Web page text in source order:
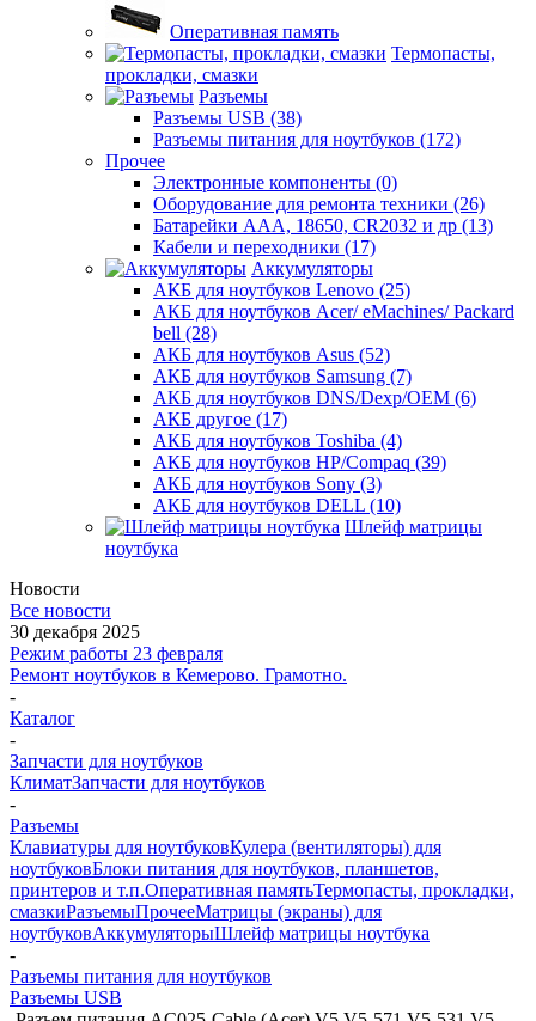
Оперативная память
Термопасты,
прокладки, смазки
Разъемы
Разъемы USB (38)
Разъемы питания для ноутбуков (172)
Прочее
Электронные компоненты (0)
Оборудование для ремонта техники (26)
Батарейки AAА, 18650, CR2032 и др (13)
Кабели и переходники (17)
Аккумуляторы
АКБ для ноутбуков Lenovo (25)
АКБ для ноутбуков Acer/ eMachines/ Packard
bell (28)
АКБ для ноутбуков Asus (52)
АКБ для ноутбуков Samsung (7)
АКБ для ноутбуков DNS/Dexp/OEM (6)
АКБ другое (17)
АКБ для ноутбуков Toshiba (4)
АКБ для ноутбуков HP/Compaq (39)
АКБ для ноутбуков Sony (3)
АКБ для ноутбуков DELL (10)
Шлейф матрицы
ноутбука
Новости
Все новости
30 декабря 2025
Режим работы 23 февраля
Ремонт ноутбуков в Кемерово. Грамотно.
-
Каталог
-
Запчасти для ноутбуков
КлиматЗапчасти для ноутбуков
-
Разъемы
Клавиатуры для ноутбуковКулера (вентиляторы) для
ноутбуковБлоки питания для ноутбуков, планшетов,
принтеров и т.п.Оперативная памятьТермопасты, прокладки,
смазкиРазъемыПрочееМатрицы (экраны) для
ноутбуковАккумуляторыШлейф матрицы ноутбука
-
Разъемы питания для ноутбуков
Разъемы USB